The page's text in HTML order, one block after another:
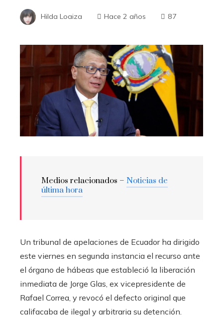
Hilda Loaiza Hace 2 años 87
Medios relacionados – Noticias de
última hora
Un tribunal de apelaciones de Ecuador ha dirigido
este viernes en segunda instancia el recurso ante
el órgano de hábeas que estableció la liberación
inmediata de Jorge Glas, ex vicepresidente de
Rafael Correa, y revocó el defecto original que
califacaba de ilegal y arbitraria su detención.